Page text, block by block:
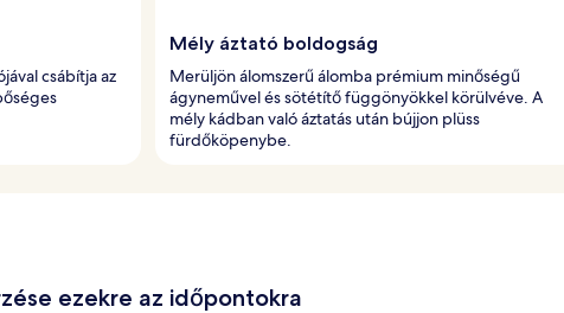
csábítja az
Mély áztató boldogság
Merüljön álomszerű álomba prémium minőségű
ágyneművel és sötétítő függönyökkel körülvéve. A
mély kádban való áztatás után bújjon plüss
fürdőköpenybe.
ezekre az időpontokra